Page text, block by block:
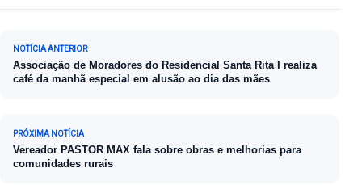
Navegação de Post
NOTÍCIA ANTERIOR
Associação de Moradores do Residencial Santa Rita I realiza
café da manhã especial em alusão ao dia das mães
PRÓXIMA NOTÍCIA
Vereador PASTOR MAX fala sobre obras e melhorias para
comunidades rurais